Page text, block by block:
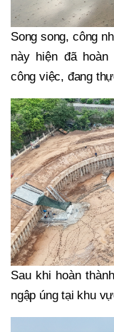
Song song, công
này hiện đã
công việc, đang
Sau khi hoàn
ngập úng tại khu